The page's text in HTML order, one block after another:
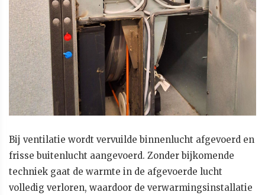
Bij ventilatie wordt vervuilde binnenlucht afgevoerd en
frisse buitenlucht aangevoerd. Zonder bijkomende
techniek gaat de warmte in de afgevoerde lucht
volledig verloren, waardoor de verwarmingsinstallatie